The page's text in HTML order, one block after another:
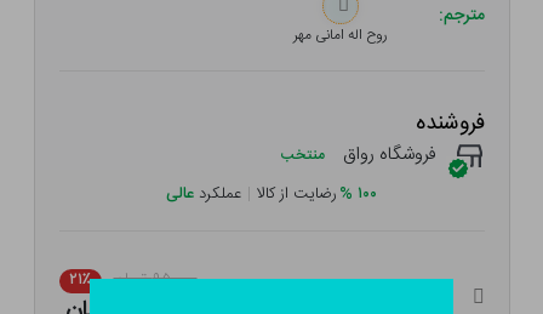
مترجم:
روح اله امانی مهر
فروشنده
فروشگاه رواق منتخب
۱۰۰ %رضایت از کالا | عملکرد عالی
۹۵,۰۰۰ تومان ۲۱٪